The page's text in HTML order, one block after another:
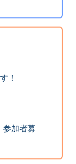
！
参加者募